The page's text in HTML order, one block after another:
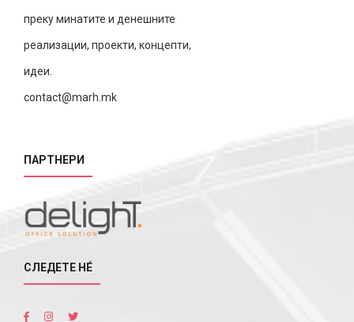
преку минатите и денешните
реализации, проекти, концепти,
идеи.
contact@marh.mk
ПАРТНЕРИ
СЛЕДЕТЕ НÉ